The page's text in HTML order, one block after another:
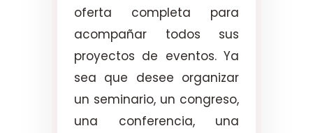
oferta completa para
acompañar todos sus
proyectos de eventos. Ya
sea que desee organizar
un seminario, un congreso,
una conferencia, una